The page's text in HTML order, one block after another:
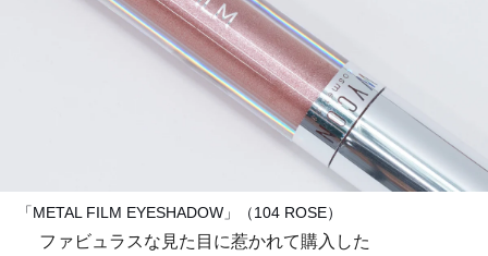
「METAL FILM EYESHADOW」（104 ROSE）
ファビュラスな見た目に惹かれて購入した